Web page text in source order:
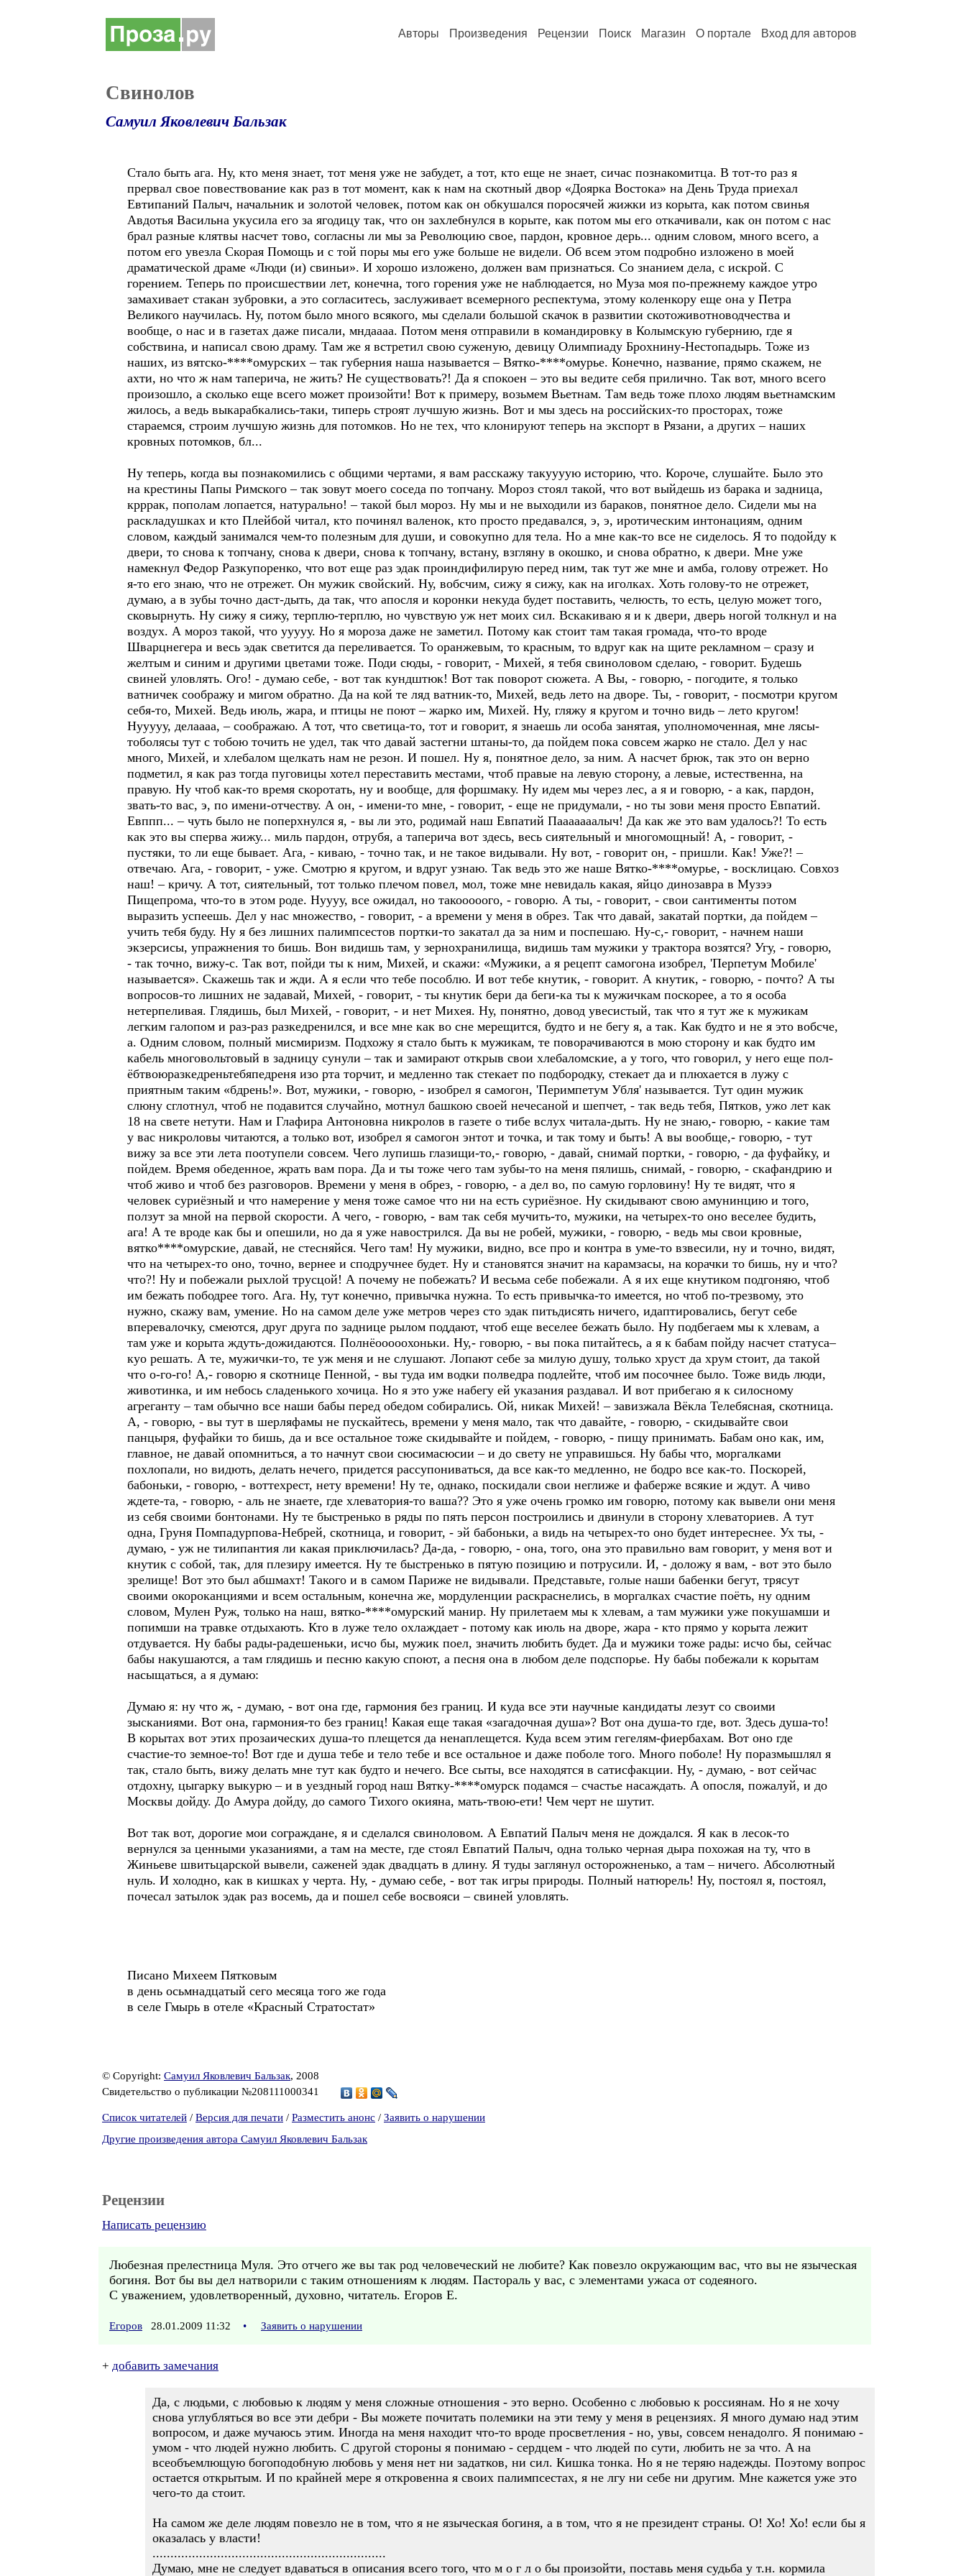
Авторы Произведения Рецензии Поиск Магазин О портале Вход для авторов
Свинолов
Самуил Яковлевич Бальзак
Стало быть ага. Ну, кто меня знает, тот меня уже не забудет, а тот, кто еще не знает, сичас познакомитца. В тот-то раз я
прервал свое повествование как раз в тот момент, как к нам на скотный двор «Доярка Востока» на День Труда приехал
Евтипаний Палыч, начальник и золотой человек, потом как он обкушался поросячей жижки из корыта, как потом свинья
Авдотья Васильна укусила его за ягодицу так, что он захлебнулся в корыте, как потом мы его откачивали, как он потом с нас
брал разные клятвы насчет тово, согласны ли мы за Революцию свое, пардон, кровное дерь... одним словом, много всего, а
потом его увезла Скорая Помощь и с той поры мы его уже больше не видели. Об всем этом подробно изложено в моей
драматической драме «Люди (и) свиньи». И хорошо изложено, должен вам признаться. Со знанием дела, с искрой. С
горением. Теперь по происшествии лет, конечна, того горения уже не наблюдается, но Муза моя по-прежнему каждое утро
замахивает стакан зубровки, а это согласитесь, заслуживает всемерного респектума, этому коленкору еще она у Петра
Великого научилась. Ну, потом было много всякого, мы сделали большой скачок в развитии скотоживотноводчества и
вообще, о нас и в газетах даже писали, мндаааа. Потом меня отправили в командировку в Колымскую губернию, где я
собствина, и написал свою драму. Там же я встретил свою суженую, девицу Олимпиаду Брохнину-Нестопадырь. Тоже из
наших, из вятско-****омурских – так губерния наша называется – Вятко-****омурье. Конечно, название, прямо скажем, не
ахти, но что ж нам таперича, не жить? Не существовать?! Да я спокоен – это вы ведите себя прилично. Так вот, много всего
произошло, а сколько еще всего может произойти! Вот к примеру, возьмем Вьетнам. Там ведь тоже плохо людям вьетнамским
жилось, а ведь выкарабкались-таки, типерь строят лучшую жизнь. Вот и мы здесь на российских-то просторах, тоже
стараемся, строим лучшую жизнь для потомков. Но не тех, что клонируют теперь на экспорт в Рязани, а других – наших
кровных потомков, бл...
Ну теперь, когда вы познакомились с общими чертами, я вам расскажу такуууую историю, что. Короче, слушайте. Было это
на крестины Папы Римского – так зовут моего соседа по топчану. Мороз стоял такой, что вот выйдешь из барака и задница,
крррак, пополам лопается, натурально! – такой был мороз. Ну мы и не выходили из бараков, понятное дело. Сидели мы на
раскладушках и кто Плейбой читал, кто починял валенок, кто просто предавался, э, э, иротическим интонациям, одним
словом, каждый занимался чем-то полезным для души, и совокупно для тела. Но а мне как-то все не сиделось. Я то подойду к
двери, то снова к топчану, снова к двери, снова к топчану, встану, взгляну в окошко, и снова обратно, к двери. Мне уже
намекнул Федор Разкупоренко, что вот еще раз эдак проиндифилирую перед ним, так тут же мне и амба, голову отрежет. Но
я-то его знаю, что не отрежет. Он мужик свойский. Ну, вобсчим, сижу я сижу, как на иголках. Хоть голову-то не отрежет,
думаю, а в зубы точно даст-дыть, да так, что апосля и коронки некуда будет поставить, челюсть, то есть, целую может того,
сковырнуть. Ну сижу я сижу, терплю-терплю, но чувствую уж нет моих сил. Вскакиваю я и к двери, дверь ногой толкнул и на
воздух. А мороз такой, что ууууу. Но я мороза даже не заметил. Потому как стоит там такая громада, что-то вроде
Шварцнегера и весь эдак светится да переливается. То оранжевым, то красным, то вдруг как на щите рекламном – сразу и
желтым и синим и другими цветами тоже. Поди сюды, - говорит, - Михей, я тебя свиноловом сделаю, - говорит. Будешь
свиней уловлять. Ого! - думаю себе, - вот так кундштюк! Вот так поворот сюжета. А Вы, - говорю, - погодите, я только
ватничек соображу и мигом обратно. Да на кой те ляд ватник-то, Михей, ведь лето на дворе. Ты, - говорит, - посмотри кругом
себя-то, Михей. Ведь июль, жара, и птицы не поют – жарко им, Михей. Ну, гляжу я кругом и точно видь – лето кругом!
Нууууу, делаааа, – соображаю. А тот, что светица-то, тот и говорит, я знаешь ли особа занятая, уполномоченная, мне лясы-
тоболясы тут с тобою точить не удел, так что давай застегни штаны-то, да пойдем пока совсем жарко не стало. Дел у нас
много, Михей, и хлебалом щелкать нам не резон. И пошел. Ну я, понятное дело, за ним. А насчет брюк, так это он верно
подметил, я как раз тогда пуговицы хотел переставить местами, чтоб правые на левую сторону, а левые, истественна, на
правую. Ну чтоб как-то время скоротать, ну и вообще, для форшмаку. Ну идем мы через лес, а я и говорю, - а как, пардон,
звать-то вас, э, по имени-отчеству. А он, - имени-то мне, - говорит, - еще не придумали, - но ты зови меня просто Евпатий.
Евппп... – чуть было не поперхнулся я, - вы ли это, родимай наш Евпатий Пааааааалыч! Да как же это вам удалось?! То есть
как это вы сперва жижу... миль пардон, отрубя, а таперича вот здесь, весь сиятельный и многомощный! А, - говорит, -
пустяки, то ли еще бывает. Ага, - киваю, - точно так, и не такое видывали. Ну вот, - говорит он, - пришли. Как! Уже?! –
отвечаю. Ага, - говорит, - уже. Смотрю я кругом, и вдруг узнаю. Так ведь это же наше Вятко-****омурье, - восклицаю. Совхоз
наш! – кричу. А тот, сиятельный, тот только плечом повел, мол, тоже мне невидаль какая, яйцо динозавра в Музээ
Пищепрома, что-то в этом роде. Нуууу, все ожидал, но такооооого, - говорю. А ты, - говорит, - свои сантименты потом
выразить успеешь. Дел у нас множество, - говорит, - а времени у меня в обрез. Так что давай, закатай портки, да пойдем –
учить тебя буду. Ну я без лишних палимпсестов портки-то закатал да за ним и поспешаю. Ну-с,- говорит, - начнем наши
экзерсисы, упражнения то бишь. Вон видишь там, у зернохранилища, видишь там мужики у трактора возятся? Угу, - говорю,
- так точно, вижу-с. Так вот, пойди ты к ним, Михей, и скажи: «Мужики, а я рецепт самогона изобрел, 'Перпетум Мобиле'
называется». Скажешь так и жди. А я если что тебе пособлю. И вот тебе кнутик, - говорит. А кнутик, - говорю, - почто? А ты
вопросов-то лишних не задавай, Михей, - говорит, - ты кнутик бери да беги-ка ты к мужичкам поскорее, а то я особа
нетерпеливая. Глядишь, был Михей, - говорит, - и нет Михея. Ну, понятно, довод увесистый, так что я тут же к мужикам
легким галопом и раз-раз разкедренился, и все мне как во сне мерещится, будто и не бегу я, а так. Как будто и не я это вобсче,
а. Одним словом, полный мисмиризм. Подхожу я стало быть к мужикам, те поворачиваются в мою сторону и как будто им
кабель многовольтовый в задницу сунули – так и замирают открыв свои хлебаломские, а у того, что говорил, у него еще пол-
ёбтвоюразкедреньтебяпедреня изо рта торчит, и медленно так стекает по подбородку, стекает да и плюхается в лужу с
приятным таким «бдрень!». Вот, мужики, - говорю, - изобрел я самогон, 'Перимпетум Убля' называется. Тут один мужик
слюну сглотнул, чтоб не подавится случайно, мотнул башкою своей нечесаной и шепчет, - так ведь тебя, Пятков, ужо лет как
18 на свете нетути. Нам и Глафира Антоновна никролов в газете о тибе вслух читала-дыть. Ну не знаю,- говорю, - какие там
у вас никроловы читаются, а только вот, изобрел я самогон энтот и точка, и так тому и быть! А вы вообще,- говорю, - тут
вижу за все эти лета поотупели совсем. Чего лупишь глазищи-то,- говорю, - давай, снимай портки, - говорю, - да фуфайку, и
пойдем. Время обеденное, жрать вам пора. Да и ты тоже чего там зубы-то на меня пялишь, снимай, - говорю, - скафандрию и
чтоб живо и чтоб без разговоров. Времени у меня в обрез, - говорю, - а дел во, по самую горловину! Ну те видят, что я
человек суриёзный и что намерение у меня тоже самое что ни на есть суриёзное. Ну скидывают свою амунинцию и того,
ползут за мной на первой скорости. А чего, - говорю, - вам так себя мучить-то, мужики, на четырех-то оно веселее будить,
ага! А те вроде как бы и опешили, но да я уже навострился. Да вы не робей, мужики, - говорю, - ведь мы свои кровные,
вятко****омурские, давай, не стесняйся. Чего там! Ну мужики, видно, все про и контра в уме-то взвесили, ну и точно, видят,
что на четырех-то оно, точно, вернее и сподручнее будет. Ну и становятся значит на карамзасы, на корачки то бишь, ну и что?
что?! Ну и побежали рыхлой трусцой! А почему не побежать? И весьма себе побежали. А я их еще кнутиком подгоняю, чтоб
им бежать пободрее того. Ага. Ну, тут конечно, привычка нужна. То есть привычка-то имеется, но чтоб по-трезвому, это
нужно, скажу вам, умение. Но на самом деле уже метров через сто эдак питьдисять ничего, идаптировались, бегут себе
вперевалочку, смеются, друг друга по заднице рылом поддают, чтоб еще веселее бежать было. Ну подбегаем мы к хлевам, а
там уже и корыта ждуть-дожидаются. Полнёооооохоньки. Ну,- говорю, - вы пока питайтесь, а я к бабам пойду насчет статуса–
куо решать. А те, мужички-то, те уж меня и не слушают. Лопают себе за милую душу, только хруст да хрум стоит, да такой
что о-го-го! А,- говорю я скотнице Пенной, - вы туда им водки полведра подлейте, чтоб им посочнее было. Тоже видь люди,
животинка, и им небось сладенького хочица. Но я это уже набегу ей указания раздавал. И вот прибегаю я к силосному
агреганту – там обычно все наши бабы перед обедом собирались. Ой, никак Михей! – завизжала Вёкла Телебясная, скотница.
А, - говорю, - вы тут в шерляфамы не пускайтесь, времени у меня мало, так что давайте, - говорю, - скидывайте свои
панцыря, фуфайки то бишь, да и все остальное тоже скидывайте и пойдем, - говорю, - пищу принимать. Бабам оно как, им,
главное, не давай опомниться, а то начнут свои сюсимасюсии – и до свету не управишься. Ну бабы что, моргалками
похлопали, но видють, делать нечего, придется рассупониваться, да все как-то медленно, не бодро все как-то. Поскорей,
бабоньки, - говорю, - воттехрест, нету времени! Ну те, однако, поскидали свои неглиже и фаберже всякие и ждут. А чиво
ждете-та, - говорю, - аль не знаете, где хлеватория-то ваша?? Это я уже очень громко им говорю, потому как вывели они меня
из себя своими бонтонами. Ну те быстренько в ряды по пять персон построились и двинули в сторону хлеваториев. А тут
одна, Груня Помпадурпова-Небрей, скотница, и говорит, - эй бабоньки, а видь на четырех-то оно будет интереснее. Ух ты, -
думаю, - уж не тилипантия ли какая приключилась? Да-да, - говорю, - она, того, она это правильно вам говорит, у меня вот и
кнутик с собой, так, для плезиру имеется. Ну те быстренько в пятую позицию и потрусили. И, - доложу я вам, - вот это было
зрелище! Вот это был абшмахт! Такого и в самом Париже не видывали. Представьте, голые наши бабенки бегут, трясут
своими окороканциями и всем остальным, конечна же, мордуленции раскраснелись, в моргалках счастие поёть, ну одним
словом, Мулен Руж, только на наш, вятко-****омурский манир. Ну прилетаем мы к хлевам, а там мужики уже покушамши и
попимши на травке отдыхають. Кто в луже тело охлаждает - потому как июль на дворе, жара - кто прямо у корыта лежит
отдувается. Ну бабы рады-радешеньки, исчо бы, мужик поел, значить любить будет. Да и мужики тоже рады: исчо бы, сейчас
бабы накушаются, а там глядишь и песню какую споют, а песня она в любом деле подспорье. Ну бабы побежали к корытам
насыщаться, а я думаю:
Думаю я: ну что ж, - думаю, - вот она где, гармония без границ. И куда все эти научные кандидаты лезут со своими
зысканиями. Вот она, гармония-то без границ! Какая еще такая «загадочная душа»? Вот она душа-то где, вот. Здесь душа-то!
В корытах вот этих прозаических душа-то плещется да ненаплещется. Куда всем этим гегелям-фиербахам. Вот оно где
счастие-то земное-то! Вот где и душа тебе и тело тебе и все остальное и даже поболе того. Много поболе! Ну поразмышлял я
так, стало быть, вижу делать мне тут как будто и нечего. Все сыты, все находятся в сатисфакции. Ну, - думаю, - вот сейчас
отдохну, цыгарку выкурю – и в уездный город наш Вятку-****омурск подамся – счастье насаждать. А опосля, пожалуй, и до
Москвы дойду. До Амура дойду, до самого Тихого окияна, мать-твою-ети! Чем черт не шутит.
Вот так вот, дорогие мои сограждане, я и сделался свиноловом. А Евпатий Палыч меня не дождался. Я как в лесок-то
вернулся за ценными указаниями, а там на месте, где стоял Евпатий Палыч, одна только черная дыра похожая на ту, что в
Жиньеве швитьцарской вывели, саженей эдак двадцать в длину. Я туды заглянул осторожненько, а там – ничего. Абсолютный
нуль. И холодно, как в кишках у черта. Ну, - думаю себе, - вот так игры природы. Полный натюрель! Ну, постоял я, постоял,
почесал затылок эдак раз восемь, да и пошел себе восвояси – свиней уловлять.
Писано Михеем Пятковым
в день осьмнадцатый сего месяца того же года
в селе Гмырь в отеле «Красный Стратостат»
© Copyright: Самуил Яковлевич Бальзак, 2008
Свидетельство о публикации №208111000341
Список читателей / Версия для печати / Разместить анонс / Заявить о нарушении
Другие произведения автора Самуил Яковлевич Бальзак
Рецензии
Написать рецензию
Любезная прелестница Муля. Это отчего же вы так род человеческий не любите? Как повезло окружающим вас, что вы не языческая
богиня. Вот бы вы дел натворили с таким отношениям к людям. Пастораль у вас, с элементами ужаса от содеяного.
С уважением, удовлетворенный, духовно, читатель. Егоров Е.
Егоров 28.01.2009 11:32 • Заявить о нарушении
+ добавить замечания
Да, с людьми, с любовью к людям у меня сложные отношения - это верно. Особенно с любовью к россиянам. Но я не хочу
снова углубляться во все эти дебри - Вы можете почитать полемики на эти тему у меня в рецензиях. Я много думаю над этим
вопросом, и даже мучаюсь этим. Иногда на меня находит что-то вроде просветления - но, увы, совсем ненадолго. Я понимаю -
умом - что людей нужно любить. С другой стороны я понимаю - сердцем - что людей по сути, любить не за что. А на
всеобъемлющую богоподобную любовь у меня нет ни задатков, ни сил. Кишка тонка. Но я не теряю надежды. Поэтому вопрос
остается открытым. И по крайней мере я откровенна я своих палимпсестах, я не лгу ни себе ни другим. Мне кажется уже это
чего-то да стоит.
На самом же деле людям повезло не в том, что я не языческая богиня, а в том, что я не президент страны. О! Хо! Хо! если бы я
оказалась у власти!
.................................................................
Думаю, мне не следует вдаваться в описания всего того, что м о г л о бы произойти, поставь меня судьба у т.н. кормила